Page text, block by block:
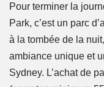
Pour terminer la
Park, c’est un parc
à la tombée de la
ambiance unique et
Sydney. L’achat de